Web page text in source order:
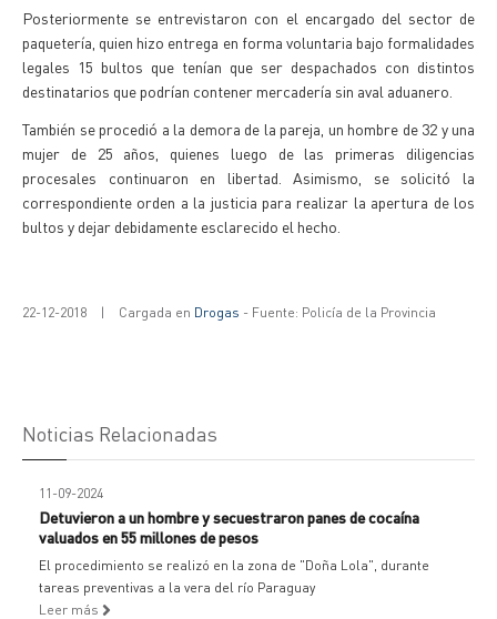
Posteriormente se entrevistaron con el encargado del sector de
paquetería, quien hizo entrega en forma voluntaria bajo formalidades
legales 15 bultos que tenían que ser despachados con distintos
destinatarios que podrían contener mercadería sin aval aduanero.
También se procedió a la demora de la pareja, un hombre de 32 y una
mujer de 25 años, quienes luego de las primeras diligencias
procesales continuaron en libertad. Asimismo, se solicitó la
correspondiente orden a la justicia para realizar la apertura de los
bultos y dejar debidamente esclarecido el hecho.
22-12-2018 | Cargada en Drogas - Fuente: Policía de la Provincia
Noticias Relacionadas
11-09-2024
Detuvieron a un hombre y secuestraron panes de cocaína
valuados en 55 millones de pesos
El procedimiento se realizó en la zona de "Doña Lola", durante
tareas preventivas a la vera del río Paraguay
Leer más